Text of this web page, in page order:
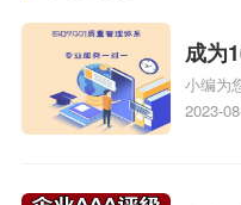
成为
小编为
能成为
2023-